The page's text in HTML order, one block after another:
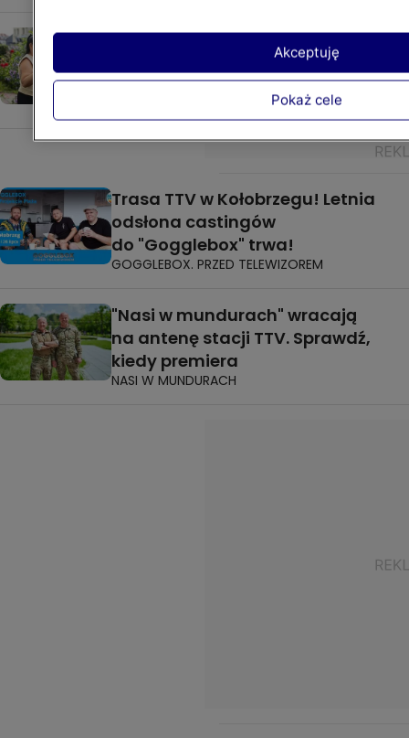
Agnieszka i Gabi z "Kanapowczyń"
są nie do poznania. Razem schudły
ponad 50 kilogramów
Trasa TTV w Kołobrzegu! Letnia
odsłona castingów
do "Gogglebox" trwa!
GOGGLEBOX. PRZED TELEWIZOREM
"Nasi w mundurach" wracają
na antenę stacji TTV. Sprawdź,
kiedy premiera
NASI W MUNDURACH
Pokaż cele
Akceptuję